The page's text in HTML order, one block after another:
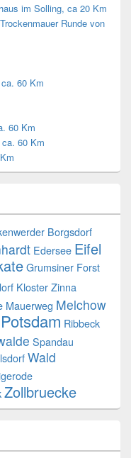
im Solling, ca 20 Km
Runde von
60 Km
60 Km
ca. 60 Km
Borgsdorf
Edersee Eifel
Grumsiner Forst
Kloster Zinna
Mauerweg Melchow
Potsdam Ribbeck
Spandau
Wald
Zollbruecke